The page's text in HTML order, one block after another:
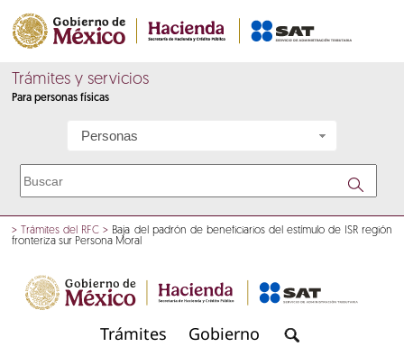
Trámites y servicios
Para personas físicas
Personas
> Trámites del RFC > Baja del padrón de beneficiarios del estímulo de ISR región
fronteriza sur Persona Moral